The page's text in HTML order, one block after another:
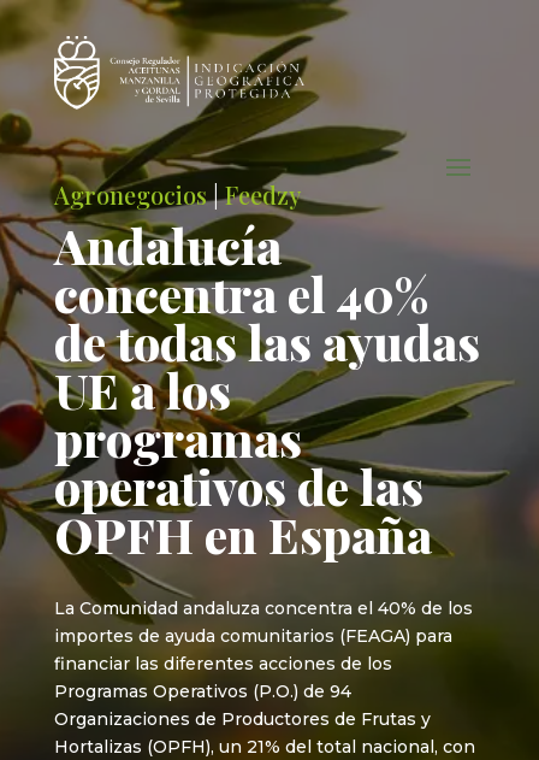
Agronegocios|Feedzy
Andalucía
concentra el 40%
de todas las ayudas
UE a los
programas
operativos de las
OPFH en España
La Comunidad andaluza concentra el 40% de los
importes de ayuda comunitarios (FEAGA) para
financiar las diferentes acciones de los
Programas Operativos (P.O.) de 94
Organizaciones de Productores de Frutas y
Hortalizas (OPFH), un 21% del total nacional, con